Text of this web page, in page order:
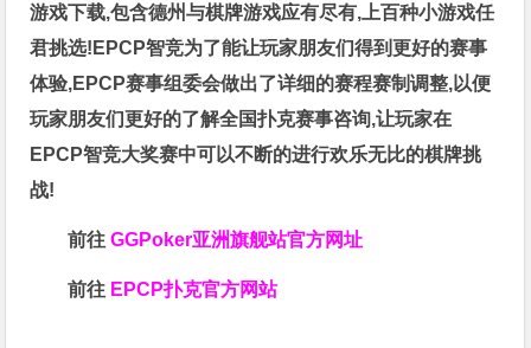
游戏下载,包含德州与棋牌游戏应有尽有,上百种小游戏任
君挑选!EPCP智竞为了能让玩家朋友们得到更好的赛事
体验,EPCP赛事组委会做出了详细的赛程赛制调整,以便
玩家朋友们更好的了解全国扑克赛事咨询,让玩家在
EPCP智竞大奖赛中可以不断的进行欢乐无比的棋牌挑
战!
前往GGPoker亚洲旗舰站官方网址
前往 EPCP扑克官方网站